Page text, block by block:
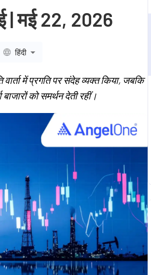
| मई 22, 2026
हिंदी
में प्रगति पर संदेह व्यक्त किया, जबकि
को समर्थन देती रहीं।